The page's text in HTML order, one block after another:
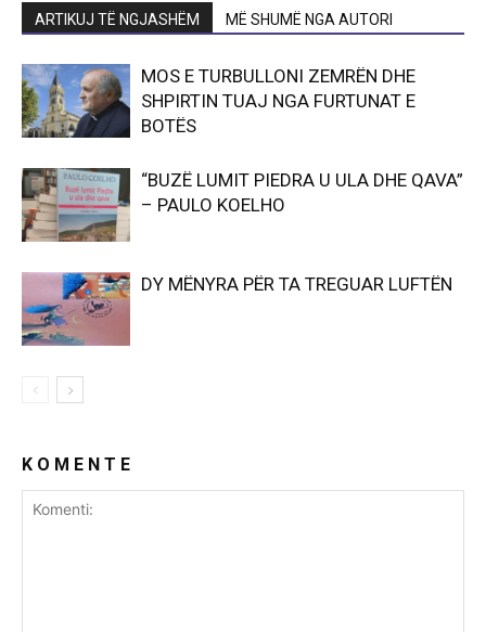
ARTIKUJ TË NGJASHËM MË SHUMË NGA AUTORI
MOS E TURBULLONI ZEMRËN DHE
SHPIRTIN TUAJ NGA FURTUNAT E
BOTËS
“BUZË LUMIT PIEDRA U ULA DHE QAVA”
– PAULO KOELHO
DY MËNYRA PËR TA TREGUAR LUFTËN
K O M E N T E